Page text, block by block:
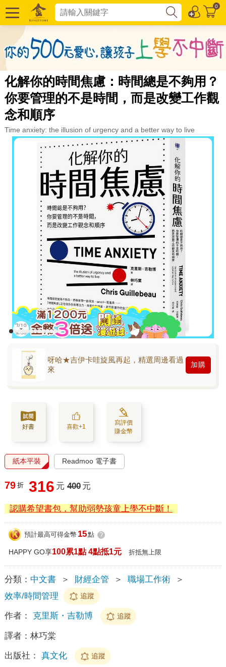
0
化解你的時間焦慮：時間總是不夠用？
你要管理的不是時間，而是改變工作觀
念和順序
Time anxiety: the illusion of urgency and a better way to live
呀哈★吉伊卡哇旋風再起，精選周邊看過
來
加購
好書 喜歡+1
寫評價
賺金幣
紙本平裝 Readmoo 電子書
79 折 316 元 400 元
認購希望書包，幫助弱勢孩童上學不中斷！
預計最高可得金幣 15點 ?
HAPPY GO享100累1點 4點抵1元 折抵無上限
分類： 中文書 ＞ 財經企管 ＞ 職場工作術
＞
效率/時間管理
追蹤
作者： 克里斯・吉勒博 追蹤
譯者： 林巧棠
出版社： 真文化 追蹤